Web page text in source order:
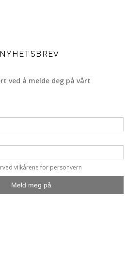
ved å melde deg på vårt
vilkårene for personvern